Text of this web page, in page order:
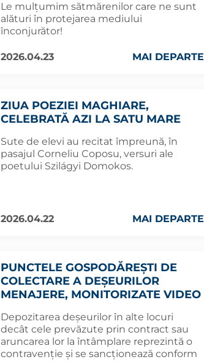
Le mulțumim sătmărenilor care ne sunt
alături în protejarea mediului
înconjurător!
2026.04.23 MAI DEPARTE
ZIUA POEZIEI MAGHIARE,
CELEBRATĂ AZI LA SATU MARE
Sute de elevi au recitat împreună, în
pasajul Corneliu Coposu, versuri ale
poetului Szilágyi Domokos.
2026.04.22 MAI DEPARTE
PUNCTELE GOSPODĂREȘTI DE
COLECTARE A DEȘEURILOR
MENAJERE, MONITORIZATE VIDEO
Depozitarea deșeurilor în alte locuri
decât cele prevăzute prin contract sau
aruncarea lor la întâmplare reprezintă o
contravenție și se sancționează conform